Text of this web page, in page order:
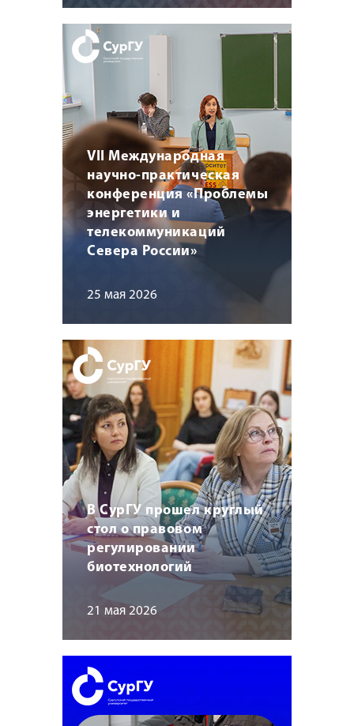
VII Международная
научно-практическая
конференция «Проблемы
энергетики и
телекоммуникаций
Севера России»
25 мая 2026
В СурГУ прошел круглый
стол о правовом
регулировании
биотехнологий
21 мая 2026